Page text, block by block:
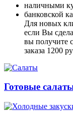
наличными
банковской
Для новых
если Вы
вы получите
заказа 1200
Готовые